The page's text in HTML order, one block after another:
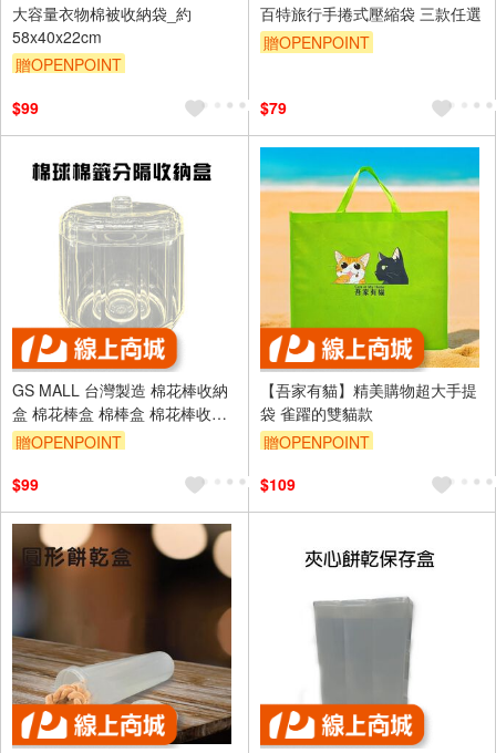
大容量衣物棉被收納袋_約
58x40x22cm
贈OPENPOINT
$99
百特旅行手捲式壓縮袋 三款任選
贈OPENPOINT
$79
GS MALL 台灣製造 棉花棒收納
盒 棉花棒盒 棉棒盒 棉花棒收納
牙籤盒 牙線盒 牙籤收納盒 收納
贈OPENPOINT
$99
【吾家有貓】精美購物超大手提
袋 雀躍的雙貓款
贈OPENPOINT
$109